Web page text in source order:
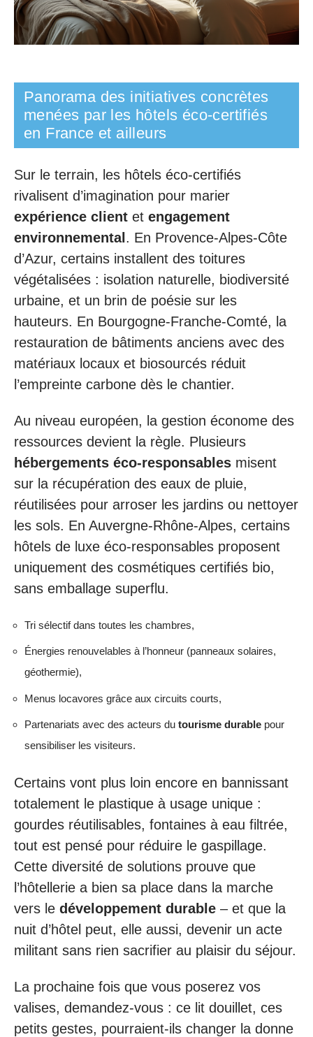
Panorama des initiatives concrètes
menées par les hôtels éco-certifiés
en France et ailleurs
Sur le terrain, les hôtels éco-certifiés
rivalisent d’imagination pour marier
expérience client et engagement
environnemental. En Provence-Alpes-Côte
d’Azur, certains installent des toitures
végétalisées : isolation naturelle, biodiversité
urbaine, et un brin de poésie sur les
hauteurs. En Bourgogne-Franche-Comté, la
restauration de bâtiments anciens avec des
matériaux locaux et biosourcés réduit
l’empreinte carbone dès le chantier.
Au niveau européen, la gestion économe des
ressources devient la règle. Plusieurs
hébergements éco-responsables misent
sur la récupération des eaux de pluie,
réutilisées pour arroser les jardins ou nettoyer
les sols. En Auvergne-Rhône-Alpes, certains
hôtels de luxe éco-responsables proposent
uniquement des cosmétiques certifiés bio,
sans emballage superflu.
Tri sélectif dans toutes les chambres,
Énergies renouvelables à l’honneur (panneaux solaires,
géothermie),
Menus locavores grâce aux circuits courts,
Partenariats avec des acteurs du tourisme durable pour
sensibiliser les visiteurs.
Certains vont plus loin encore en bannissant
totalement le plastique à usage unique :
gourdes réutilisables, fontaines à eau filtrée,
tout est pensé pour réduire le gaspillage.
Cette diversité de solutions prouve que
l’hôtellerie a bien sa place dans la marche
vers le développement durable – et que la
nuit d’hôtel peut, elle aussi, devenir un acte
militant sans rien sacrifier au plaisir du séjour.
La prochaine fois que vous poserez vos
valises, demandez-vous : ce lit douillet, ces
petits gestes, pourraient-ils changer la donne